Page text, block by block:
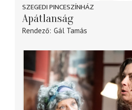
SZEGEDI PINCESZÍNHÁZ
Apátlanság
Rendező Gál Tamás